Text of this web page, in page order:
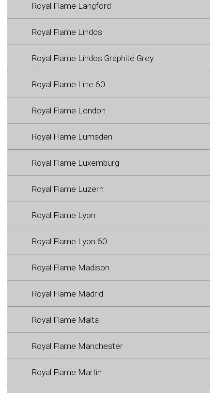
Royal Flame Langford
Royal Flame Lindos
Royal Flame Lindos Graphite Grey
Royal Flame Line 60
Royal Flame London
Royal Flame Lumsden
Royal Flame Luxemburg
Royal Flame Luzern
Royal Flame Lyon
Royal Flame Lyon 60
Royal Flame Madison
Royal Flame Madrid
Royal Flame Malta
Royal Flame Manchester
Royal Flame Martin